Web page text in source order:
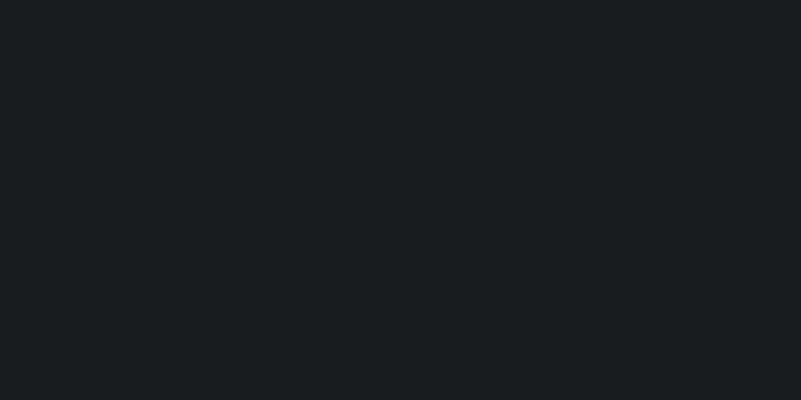
oder beiß die Zähne
Waffen, lebensrettender
im Arsenal eines
Belohnungen
Kriegsanstrengungen im
tot sehen. Das ist es, womit
Taktiken und
Beteiligten ab.